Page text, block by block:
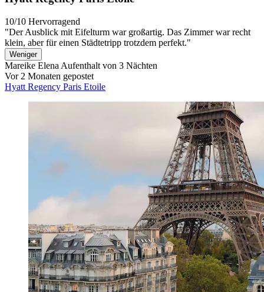
10/10 Hervorragend
"Der Ausblick mit Eifelturm war großartig. Das Zimmer war recht
klein, aber für einen Städtetripp trotzdem perfekt."
Weniger
Mareike Elena Aufenthalt von 3 Nächten
Vor 2 Monaten gepostet
Hyatt Regency Paris Etoile